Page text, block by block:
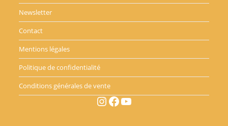
Newsletter
Contact
Mentions légales
Politique de confidentialité
Conditions générales de vente
Instagram Facebook YouTube